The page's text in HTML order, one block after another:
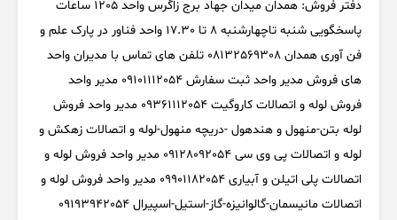
دفتر فروش: همدان میدان جهاد برج زاگرس واحد 1205 ساعات
پاسخگویی شنبه تاچهارشنبه 8 تا 17.30 واحد فناور در پارک علم و
فن آوری همدان 08132569308 تلفن های تماس با مدیران واحد
های فروش مدیر واحد ثبت سفارش 09101112054 مدیر واحد
فروش لوله و اتصالات کاروگیت 09361112054 مدیر واحد فروش
لوله بتن-منهول و هندهول -دریچه منهول-لوله و اتصالات زهکش و
لوله و اتصالات پی وی سی 09128092054 مدیر واحد فروش لوله و
اتصالات پلی اتیلن و آبیاری 09901182054 مدیر واحد فروش لوله و
اتصالات مانیسمان-گالوانیزه-گاز-استیل-اسپیرال 09193942054